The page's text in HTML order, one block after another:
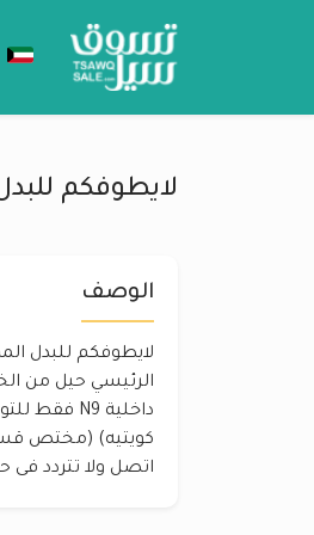
لايطوفكم
الوصف
الرئيسي حيل من
كويتيه) (مختص
اتصل ولا تتردد فى